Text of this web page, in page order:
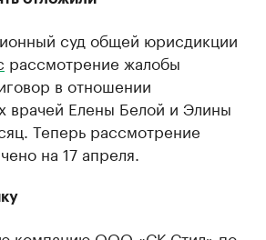
суд общей юрисдикции
рассмотрение жалобы
в отношении
врачей Елены Белой и Элины
Теперь рассмотрение
на 17 апреля.